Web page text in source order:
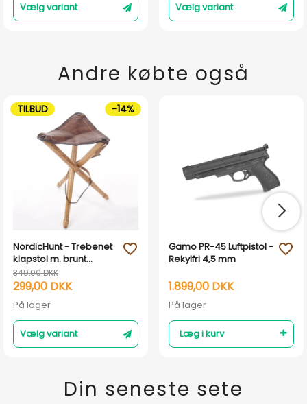
Vælg variant Vælg variant
Andre købte også
NordicHunt - Trebenet
klapstol m. brunt
lædersæde
349,00 DKK
299,00 DKK
På lager
Vælg variant
favorite_outline
TILBUD -14%
Gamo PR-45 Luftpistol -
Rekylfri 4,5 mm
1.899,00 DKK
På lager
Læg i kurv
favorite_outline
Din seneste sete